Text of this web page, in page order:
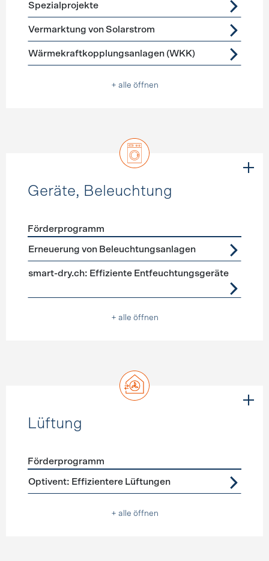
Spezialprojekte
Vermarktung von Solarstrom
Wärmekraftkopplungsanlagen (WKK)
+ alle öffnen
Geräte, Beleuchtung
Förderprogramme Geräte, Beleuchtung
Förderprogramm
Erneuerung von Beleuchtungsanlagen
smart-dry.ch: Effiziente Entfeuchtungsgeräte
+ alle öffnen
Lüftung
Förderprogramme Lüftung
Förderprogramm
Optivent: Effizientere Lüftungen
+ alle öffnen